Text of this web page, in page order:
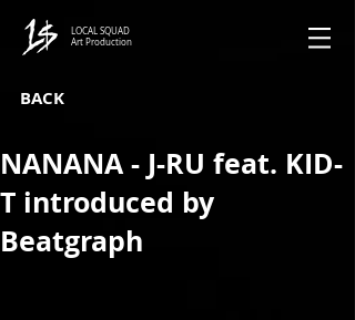
LOCAL SQUAD
Art Production
BACK
NANANA - J-RU feat. KID-
T introduced by
Beatgraph